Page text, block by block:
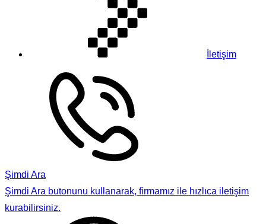
İletişim
Şimdi Ara
Şimdi Ara butonunu kullanarak, firmamız ile hızlıca iletişim
kurabilirsiniz.